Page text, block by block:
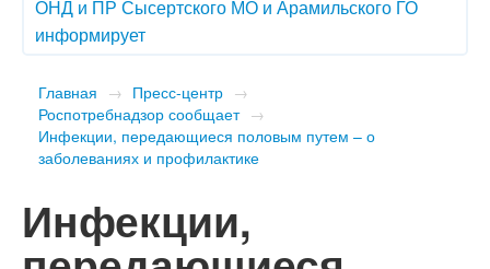
ОНД и ПР Сысертского МО и Арамильского ГО
информирует
Главная → Пресс-центр →
Роспотребнадзор сообщает →
Инфекции, передающиеся половым путем – о
заболеваниях и профилактике
Инфекции,